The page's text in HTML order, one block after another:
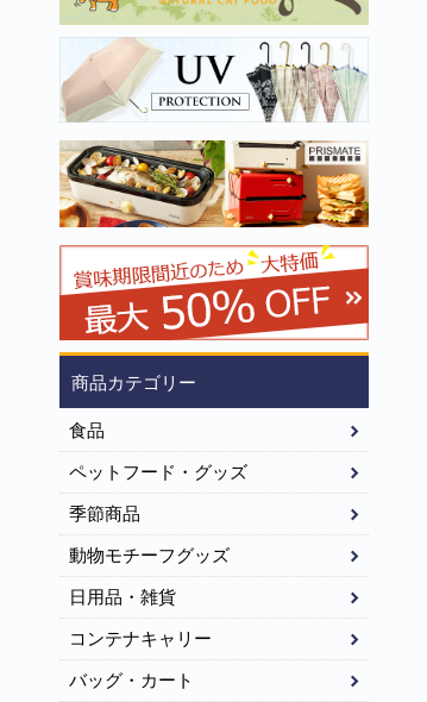
商品カテゴリー
食品
ペットフード・グッズ
季節商品
動物モチーフグッズ
日用品・雑貨
コンテナキャリー
バッグ・カート